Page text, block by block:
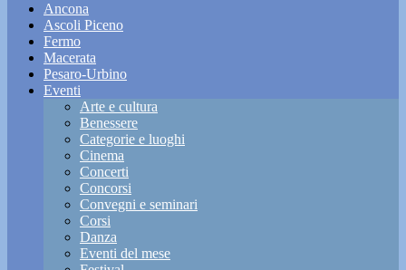
Ancona
Ascoli Piceno
Fermo
Macerata
Pesaro-Urbino
Eventi
Arte e cultura
Benessere
Categorie e luoghi
Cinema
Concerti
Concorsi
Convegni e seminari
Corsi
Danza
Eventi del mese